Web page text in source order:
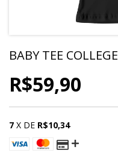
BABY TEE COLLEGE
R$59,90
7 X DE R$10,34